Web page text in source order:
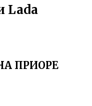
Lada
ПРИОРЕ